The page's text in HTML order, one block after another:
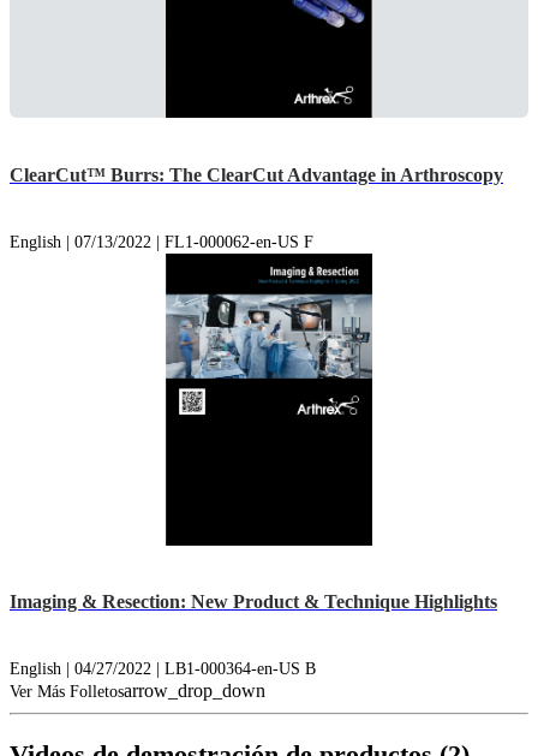
ClearCut™ Burrs: The ClearCut Advantage in Arthroscopy
English | 07/13/2022 | FL1-000062-en-US F
Imaging & Resection: New Product & Technique Highlights
English | 04/27/2022 | LB1-000364-en-US B
Ver Más Folletosarrow_drop_down